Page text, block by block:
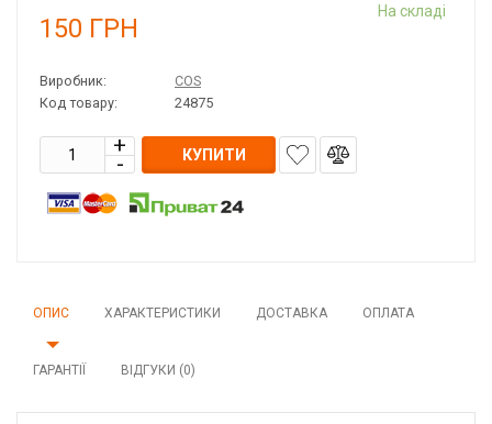
150 ГРН
На складі
Виробник:
COS
Код товару:
24875
КУПИТИ
ОПИС ХАРАКТЕРИСТИКИ ДОСТАВКА ОПЛАТА
ГАРАНТІЇ ВІДГУКИ (0)